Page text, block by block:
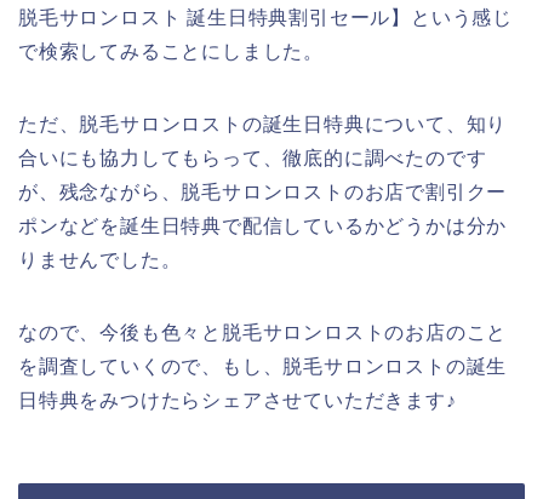
脱毛サロンロスト 誕生日特典割引セール】という感じ
で検索してみることにしました。
ただ、脱毛サロンロストの誕生日特典について、知り
合いにも協力してもらって、徹底的に調べたのです
が、残念ながら、脱毛サロンロストのお店で割引クー
ポンなどを誕生日特典で配信しているかどうかは分か
りませんでした。
なので、今後も色々と脱毛サロンロストのお店のこと
を調査していくので、もし、脱毛サロンロストの誕生
日特典をみつけたらシェアさせていただきます♪